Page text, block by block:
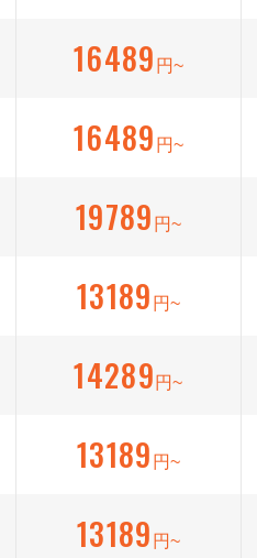
16489 円~
16489 円~
19789 円~
13189 円~
14289 円~
13189 円~
13189 円~